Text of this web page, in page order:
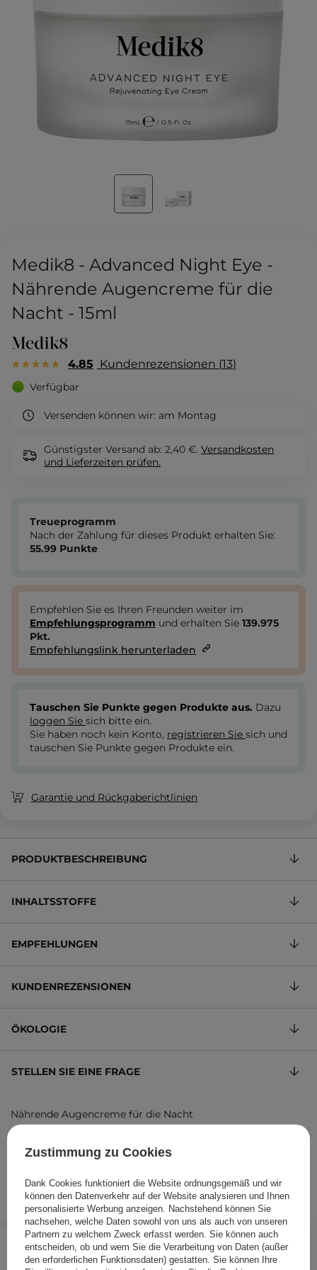
Medik8 - Advanced Night Eye -
Nährende Augencreme für die
Nacht - 15ml
4.85 Kundenrezensionen 13
Verfügbar
Versenden können wir: am Montag
Günstigster Versand ab: 2,40 €. Versandkosten
und Lieferzeiten prüfen.
55,99 € /Stk.
IN DEN WARENKORB
Treueprogramm
Nach der Zahlung für dieses Produkt erhalten Sie:
55.99 Punkte
Empfehlen Sie es Ihren Freunden weiter im
Empfehlungsprogramm und erhalten Sie 139.975
Pkt.
Empfehlungslink herunterladen
Tauschen Sie Punkte gegen Produkte aus. Dazu
loggen Sie sich bitte ein.
Sie haben noch kein Konto, registrieren Sie sich und
tauschen Sie Punkte gegen Produkte ein.
Garantie und Rückgaberichtlinien
PRODUKTBESCHREIBUNG
INHALTSSTOFFE
EMPFEHLUNGEN
KUNDENREZENSIONEN
ÖKOLOGIE
STELLEN SIE EINE FRAGE
Nährende Augencreme für die Nacht
Produktcode: 4514
Zustimmung zu Cookies
Dank Cookies funktioniert die Website ordnungsgemäß und wir
können den Datenverkehr auf der Website analysieren und Ihnen
personalisierte Werbung anzeigen. Nachstehend können Sie
nachsehen, welche Daten sowohl von uns als auch von unseren
Partnern zu welchem Zweck erfasst werden. Sie können auch
entscheiden, ob und wem Sie die Verarbeitung von Daten (außer
den erforderlichen Funktionsdaten) gestatten. Sie können Ihre